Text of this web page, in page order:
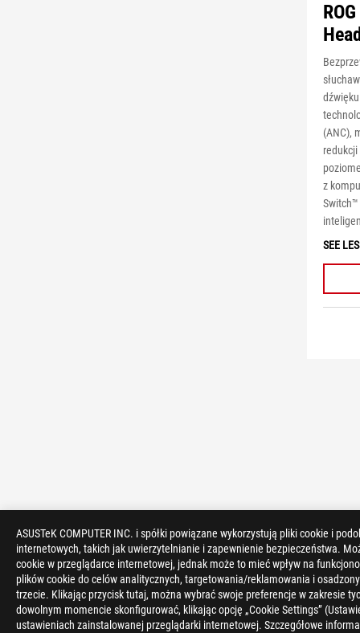
ASUSTeK COMPUTER INC. i spółki powiązane wykorzystują pliki cookie i
internetowych, takich jak uwierzytelnianie i zapewnienie bezpieczeństwa.
cookie w przeglądarce internetowej, jednak może to mieć wpływ na
plików cookie do celów analitycznych, targetowania/reklamowania i
trzecie. Klikając przycisk tutaj, można wybrać swoje preferencje w zakresie
dowolnym momencie skonfigurować, klikając opcję „Cookie Settings”
ustawieniach zainstalowanej przeglądarki internetowej. Szczegółowe
(ANC),
z
SEE
GAMING ZESTAWY SŁUCHAWKOWE I DŹWIĘK
OBSŁUGIWANE TYPY PŁATNOŚCI